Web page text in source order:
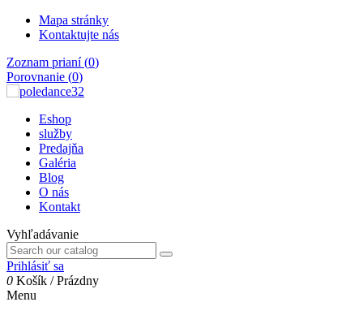
Mapa stránky
Kontaktujte nás
Zoznam prianí (0)
Porovnanie (0)
Eshop
služby
Predajňa
Galéria
Blog
O nás
Kontakt
Vyhľadávanie
Prihlásiť sa
0 Košík /Prázdny
Menu